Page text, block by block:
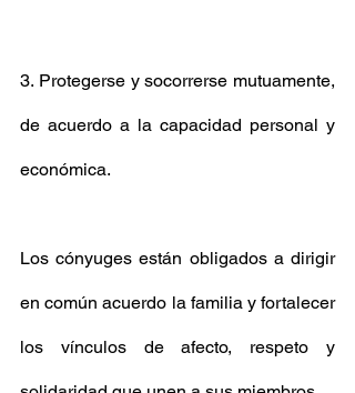
3. Protegerse y socorrerse mutuamente,
de acuerdo a la capacidad personal y
económica.
Los cónyuges están obligados a dirigir
en común acuerdo la familia y fortalecer
los vínculos de afecto, respeto y